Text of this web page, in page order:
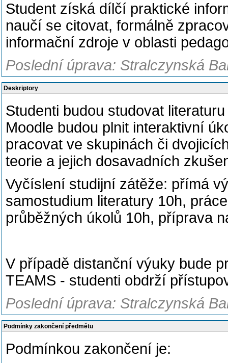
Student získá dílčí praktické
naučí se citovat, formálně
informační zdroje v oblasti
Poslední úprava: Stralczynská
Deskriptory
Studenti budou studovat
Moodle budou plnit interaktivní
pracovat ve skupinách či
teorie a jejich dosavadních
Vyčíslení studijní zátěže: přímá
samostudium literatury 10h,
průběžných úkolů 10h, příprava
V případě distanční výuky bude
TEAMS - studenti obdrží
Poslední úprava: Stralczynská
Podmínky zakončení předmětu
Podmínkou zakončení je: